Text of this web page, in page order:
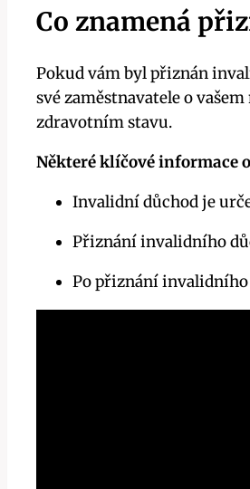
Co znamená
Pokud vám byl přiznán
své zaměstnavatele o
zdravotním stavu.
Některé klíčové informace
Invalidní důchod je
Přiznání invalidního
Po přiznání invalidního